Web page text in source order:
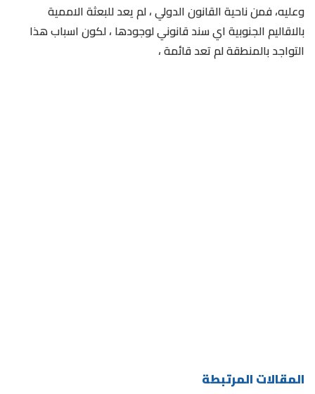
وعليه، فمن ناحية القانون الدولي ، لم يعد للبعثة الاممية
بالاقاليم الجنوبية اي سند قانوني لوجودها ، لكون اسباب هذا
التواجد بالمنطقة لم تعد قائمة ،
المقالات المرتبطة